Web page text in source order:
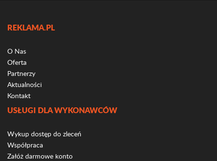
REKLAMA.PL
O Nas
Oferta
Partnerzy
Aktualności
Kontakt
USŁUGI DLA WYKONAWCÓW
Wykup dostęp do zleceń
Współpraca
Załóż darmowe konto